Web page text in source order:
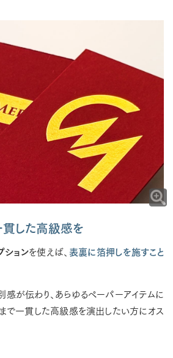
した高級感を
ションを使えば、 表裏に箔押しを施すこと
が伝わり、あらゆるペーパーアイテムに
で一貫した高級感を演出したい方にオス